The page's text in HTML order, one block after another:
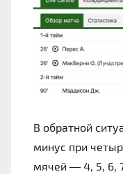
В обратной
минус при
мячей — 4, 5, 6,